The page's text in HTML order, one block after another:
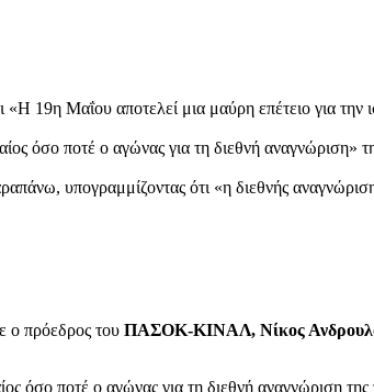
Μαΐου αποτελεί μια μαύρη επέτειο για
όσο ποτέ ο αγώνας για τη διεθνή
υπογραμμίζοντας ότι «η διεθνής αναγνώριση
ο πρόεδρος του ΠΑΣΟΚ-ΚΙΝΑΛ, Νίκος
όσο ποτέ ο αγώνας για τη διεθνή αναγνώριση